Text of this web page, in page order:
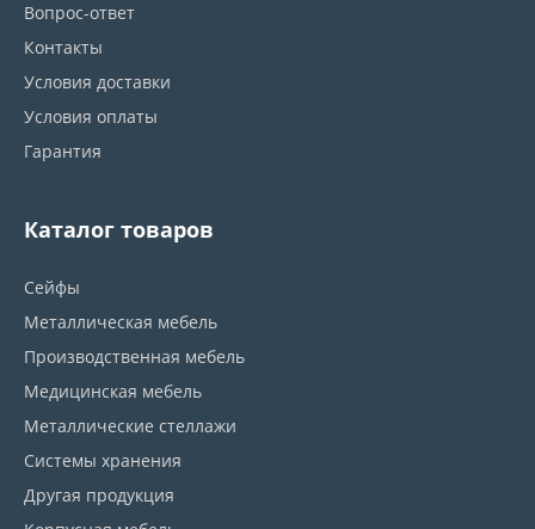
Вопрос-ответ
Контакты
Условия доставки
Условия оплаты
Гарантия
Каталог товаров
Сейфы
Металлическая мебель
Производственная мебель
Медицинская мебель
Металлические стеллажи
Системы хранения
Другая продукция